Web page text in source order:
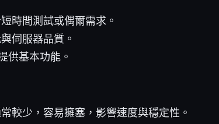
時間測試或偶爾需求。
伺服器品質。
供基本功能。
較少，容易擁塞，影響速度與穩定性。